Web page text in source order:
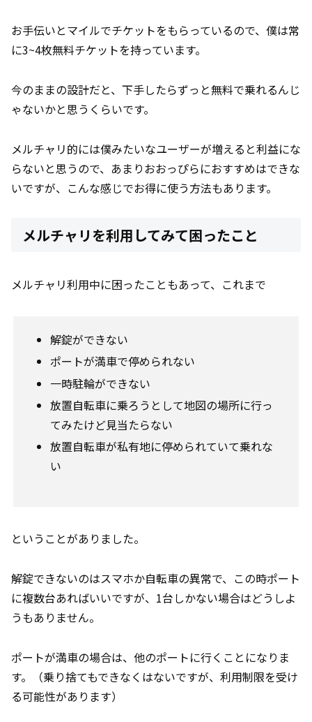
お手伝いとマイルでチケットをもらっているので、僕は常
に3~4枚無料チケットを持っています。
今のままの設計だと、下手したらずっと無料で乗れるんじ
ゃないかと思うくらいです。
メルチャリ的には僕みたいなユーザーが増えると利益にな
らないと思うので、あまりおおっぴらにおすすめはできな
いですが、こんな感じでお得に使う方法もあります。
メルチャリを利用してみて困ったこと
メルチャリ利用中に困ったこともあって、これまで
解錠ができない
ポートが満車で停められない
一時駐輪ができない
放置自転車に乗ろうとして地図の場所に行っ
てみたけど見当たらない
放置自転車が私有地に停められていて乗れな
い
ということがありました。
解錠できないのはスマホか自転車の異常で、この時ポート
に複数台あればいいですが、1台しかない場合はどうしよ
うもありません。
ポートが満車の場合は、他のポートに行くことになりま
す。（乗り捨てもできなくはないですが、利用制限を受け
る可能性があります）